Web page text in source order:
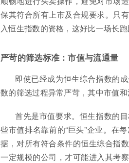
保其符合所有上市及合规要求。只
入恒生指数的资格，这好比一场长
严苛的筛选标准：市值与流通量
即使已经成为恒生综合指数的
数的筛选过程异常严苛，其中市值
首先是市值要求。恒生指数的
些市值排名靠前的“巨头”企业。在
据，对所有符合条件的恒生综合指
一定规模的公司，才可能进入其考